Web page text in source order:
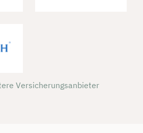
Versicherungsanbieter